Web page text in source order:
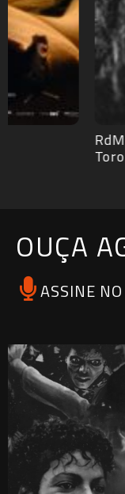
RdMCast
OUÇA
ASSINE NO